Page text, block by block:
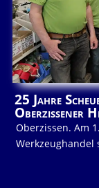
25 Jahre
Oberzissener
Oberzissen. Am
Werkzeughandel